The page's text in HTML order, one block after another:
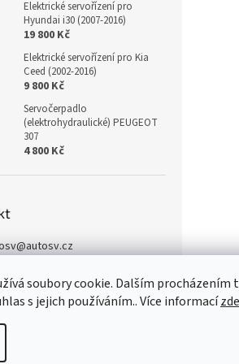
soubory cookie. Dalším procházením
s jejich používáním.. Více informacízde
Elektrické servořízení pro
Hyundai i30 (2007-2016)
19 800 Kč
Elektrické servořízení pro Kia
Ceed (2002-2016)
9 800 Kč
Servočerpadlo
(elektrohydraulické) PEUGEOT
307
4 800 Kč
@autosv.cz
739 933 279